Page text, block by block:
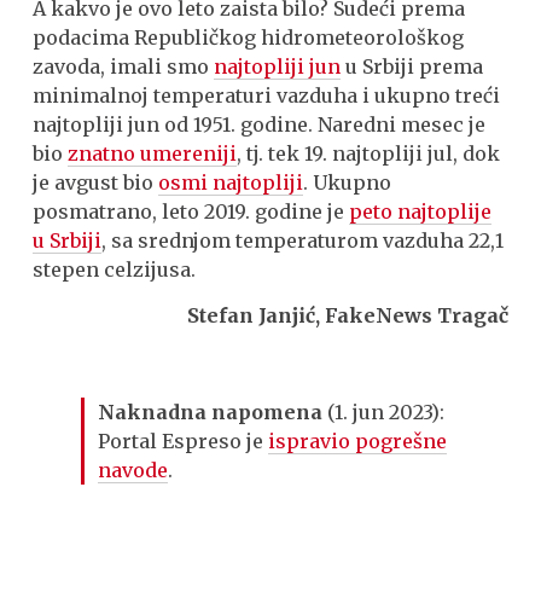
A kakvo je ovo leto zaista bilo? Sudeći prema
podacima Republičkog hidrometeorološkog
zavoda, imali smo najtopliji jun u Srbiji prema
minimalnoj temperaturi vazduha i ukupno treći
najtopliji jun od 1951. godine. Naredni mesec je
bio znatno umereniji, tj. tek 19. najtopliji jul, dok
je avgust bio osmi najtopliji. Ukupno
posmatrano, leto 2019. godine je peto najtoplije
u Srbiji, sa srednjom temperaturom vazduha 22,1
stepen celzijusa.
Stefan Janjić, FakeNews Tragač
Naknadna napomena(1. jun 2023):
Portal Espreso je ispravio pogrešne
navode.